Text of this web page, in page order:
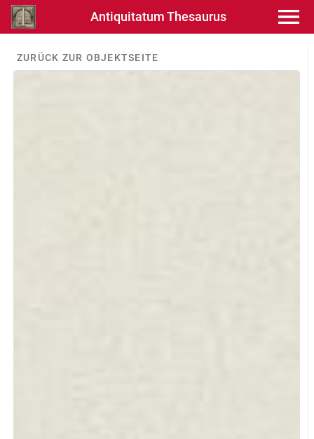
Antiquitatum Thesaurus
ZURÜCK ZUR OBJEKTSEITE